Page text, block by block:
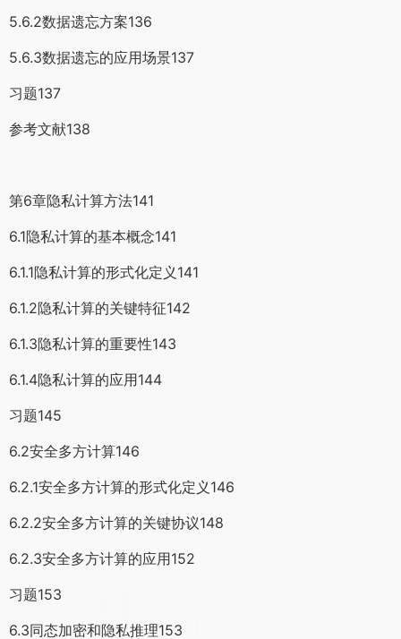
5.6.2数据遗忘方案136
5.6.3数据遗忘的应用场景137
习题137
参考文献138
第6章隐私计算方法141
6.1隐私计算的基本概念141
6.1.1隐私计算的形式化定义141
6.1.2隐私计算的关键特征142
6.1.3隐私计算的重要性143
6.1.4隐私计算的应用144
习题145
6.2安全多方计算146
6.2.1安全多方计算的形式化定义146
6.2.2安全多方计算的关键协议148
6.2.3安全多方计算的应用152
习题153
6.3同态加密和隐私推理153